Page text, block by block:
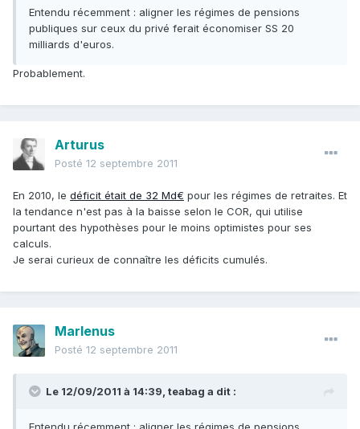
Entendu récemment : aligner les régimes de pensions
publiques sur ceux du privé ferait économiser SS 20
milliards d'euros.
Probablement.
Arturus
Posté 12 septembre 2011
En 2010, le déficit était de 32 Md€ pour les régimes de retraites. Et
la tendance n'est pas à la baisse selon le COR, qui utilise
pourtant des hypothèses pour le moins optimistes pour ses
calculs.
Je serai curieux de connaître les déficits cumulés.
Marlenus
Posté 12 septembre 2011
Le 12/09/2011 à 14:39, teabag a dit :